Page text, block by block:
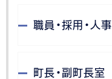
職員・採用・人事
町長・副町長室